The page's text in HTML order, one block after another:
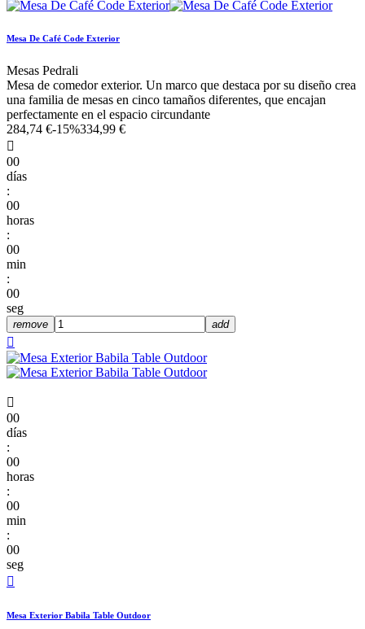
Mesa De Café Code Exterior
Mesas Pedrali
Mesa de comedor exterior. Un marco que destaca por su diseño crea
una familia de mesas en cinco tamaños diferentes, que encajan
perfectamente en el espacio circundante
284,74 €-15%334,99 €

00
días
:
00
horas
:
00
min
:
00
seg
remove add


00
días
:
00
horas
:
00
min
:
00
seg

Mesa Exterior Babila Table Outdoor